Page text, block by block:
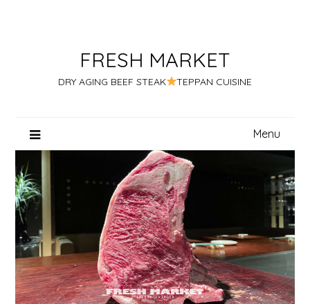
FRESH MARKET
DRY AGING BEEF STEAK TEPPAN CUISINE
Menu